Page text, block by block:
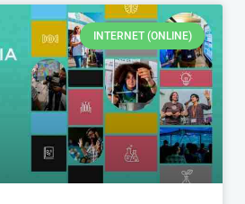
INTERNET (ONLINE)